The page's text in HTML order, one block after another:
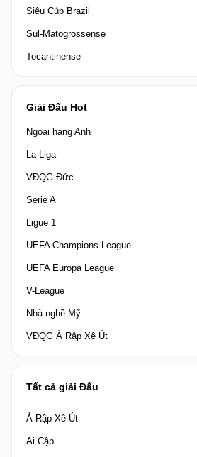
Siêu Cúp Brazil
Sul-Matogrossense
Tocantinense
Giải Đấu Hot
Ngoại hạng Anh
La Liga
VĐQG Đức
Serie A
Ligue 1
UEFA Champions League
UEFA Europa League
V-League
Nhà nghề Mỹ
VĐQG Ả Rập Xê Út
Tất cả giải Đấu
Ả Rập Xê Út
Crown Prince Cup Saudi Arabia
Ai Cập